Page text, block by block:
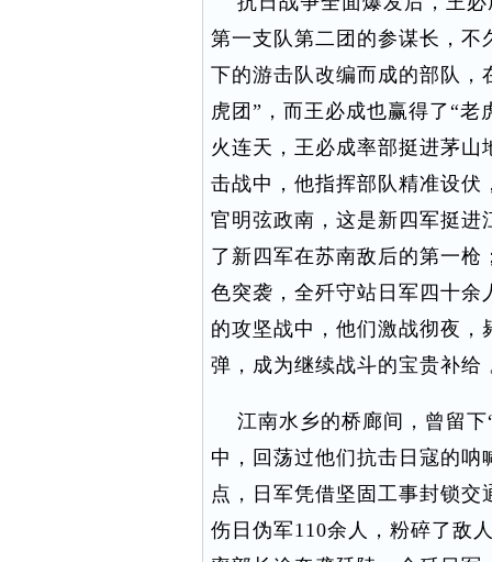
第一支队第二团的参谋长，不
下的游击队改编而成的部队，
虎团”，而王必成也赢得了“
火连天，王必成率部挺进茅
击战中，他指挥部队精准设伏
官明弦政南，这是新四军挺进
了新四军在苏南敌后的第一
色突袭，全歼守站日军四十余
的攻坚战中，他们激战彻夜
弹，成为继续战斗的宝贵补给
江南水乡的桥廊间，曾留下
中，回荡过他们抗击日寇的呐
点，日军凭借坚固工事封锁交
伤日伪军110余人，粉碎了敌